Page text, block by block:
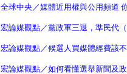
全球中央／媒體近用權與公用頻道
宏論媒觀點／黨政軍三退，準民代
宏論媒觀點／候選人買媒體經費該
宏論媒觀點／如何看懂選舉新聞及